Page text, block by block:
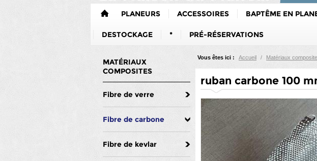
PLANEURS ACCESSOIRES BAPTÊME EN
DESTOCKAGE * PRÉ-RÉSERVATIONS
MATÉRIAUX
COMPOSITES
Fibre de verre
Fibre de carbone
Fibre de kevlar
Vous êtes ici : Accueil / Matériaux
ruban carbone 100